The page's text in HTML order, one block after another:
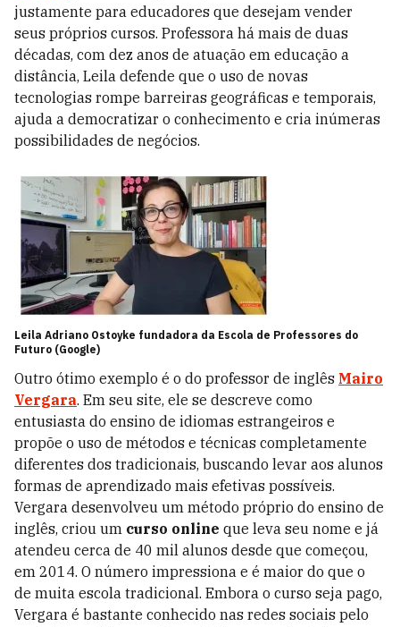
justamente para educadores que desejam vender
seus próprios cursos. Professora há mais de duas
décadas, com dez anos de atuação em educação a
distância, Leila defende que o uso de novas
tecnologias rompe barreiras geográficas e temporais,
ajuda a democratizar o conhecimento e cria inúmeras
possibilidades de negócios.
Leila Adriano Ostoyke fundadora da Escola de Professores do
Futuro (Google)
Outro ótimo exemplo é o do professor de inglês Mairo
Vergara. Em seu site, ele se descreve como
entusiasta do ensino de idiomas estrangeiros e
propõe o uso de métodos e técnicas completamente
diferentes dos tradicionais, buscando levar aos alunos
formas de aprendizado mais efetivas possíveis.
Vergara desenvolveu um método próprio do ensino de
inglês, criou um curso online que leva seu nome e já
atendeu cerca de 40 mil alunos desde que começou,
em 2014. O número impressiona e é maior do que o
de muita escola tradicional. Embora o curso seja pago,
Vergara é bastante conhecido nas redes sociais pelo